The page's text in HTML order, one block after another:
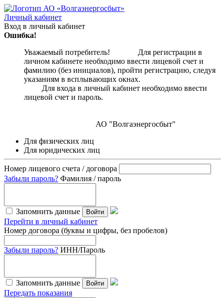
Личный кабинет
Вход в личный кабинет
Ошибка!
Уважаемый потребитель! Для регистрации в
личном кабинете необходимо ввести лицевой счет и
фамилию (без инициалов), пройти регистрацию, следуя
указаниям в всплывающих окнах.
Для входа в личный кабинет необходимо ввести
лицевой счет и пароль.
АО "Волгаэнергосбыт"
Для физических лиц
Для юридических лиц
Номер лицевого счета / договора
Забыли пароль? Фамилия / пароль
Запомнить данные Войти
Перейти в личный кабинет
Номер договора (буквы и цифры, без пробелов)
Забыли пароль? ИНН/Пароль
Запомнить данные Войти
Передать показания